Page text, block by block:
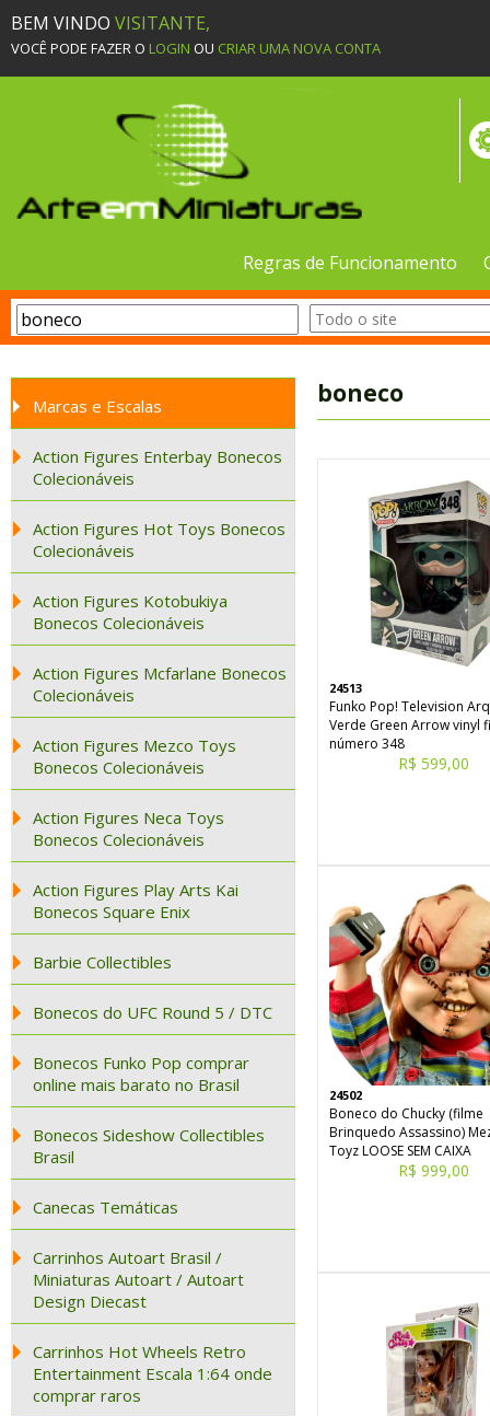
BEM VINDO VISITANTE,
VOCÊ PODE FAZER O LOGIN OU CRIAR UMA NOVA CONTA
Regras de Funcionamento
Marcas e Escalas
Action Figures Enterbay Bonecos
Colecionáveis
Action Figures Hot Toys Bonecos
Colecionáveis
Action Figures Kotobukiya
Bonecos Colecionáveis
Action Figures Mcfarlane Bonecos
Colecionáveis
Action Figures Mezco Toys
Bonecos Colecionáveis
Action Figures Neca Toys
Bonecos Colecionáveis
Action Figures Play Arts Kai
Bonecos Square Enix
Barbie Collectibles
Bonecos do UFC Round 5 / DTC
Bonecos Funko Pop comprar
online mais barato no Brasil
Bonecos Sideshow Collectibles
Brasil
Canecas Temáticas
Carrinhos Autoart Brasil /
Miniaturas Autoart / Autoart
Design Diecast
Carrinhos Hot Wheels Retro
Entertainment Escala 1:64 onde
comprar raros
boneco
24513
Funko Pop! Television
Verde Green Arrow vinyl
número 348
R$ 599,00
24502
Boneco do Chucky (filme
Brinquedo Assassino)
Toyz LOOSE SEM CAIXA
R$ 999,00